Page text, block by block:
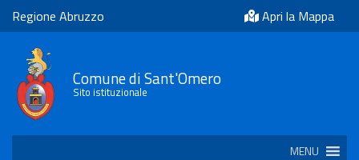
Regione Abruzzo Apri la Mappa
Comune di Sant'Omero
Sito istituzionale
MENU